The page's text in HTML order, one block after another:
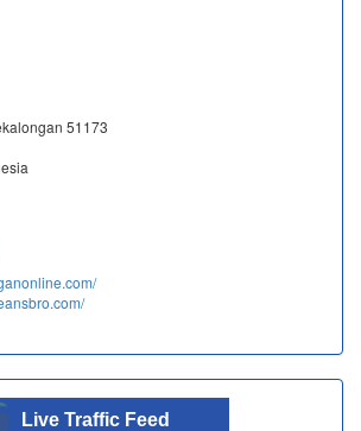
51173
Live Traffic Feed